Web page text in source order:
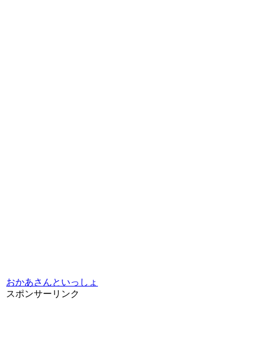
おかあさんといっしょ
スポンサーリンク